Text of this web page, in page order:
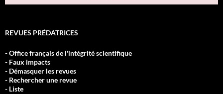
REVUES PRÉDATRICES
- Office français de l'intégrité scientifique
- Faux impacts
- Démasquer les revues
- Rechercher une revue
- Liste